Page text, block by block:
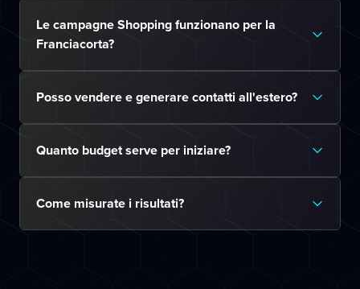
Le campagne Shopping funzionano per la
Franciacorta?
Posso vendere e generare contatti all'estero?
Quanto budget serve per iniziare?
Come misurate i risultati?